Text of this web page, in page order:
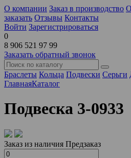
О компании Заказ в производство
заказать Отзывы Контакты
Войти Зарегистрироваться
0
8 906 521 97 99
Заказать обратный звонок
Браслеты Кольца Подвески Серьги
ГлавнаяКаталог
Подвеска 3-0933
Заказ из наличия Предзаказ